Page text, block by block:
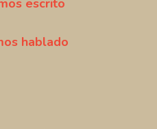
escrito
hablado